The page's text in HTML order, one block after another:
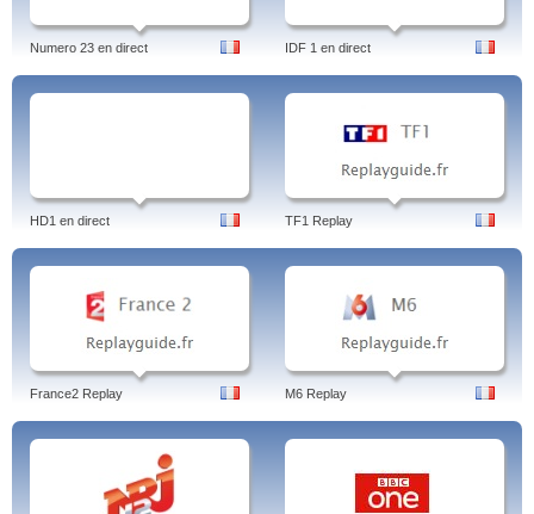
Numero 23 en direct IDF 1 en direct
HD1 en direct TF1 Replay
France2 Replay M6 Replay